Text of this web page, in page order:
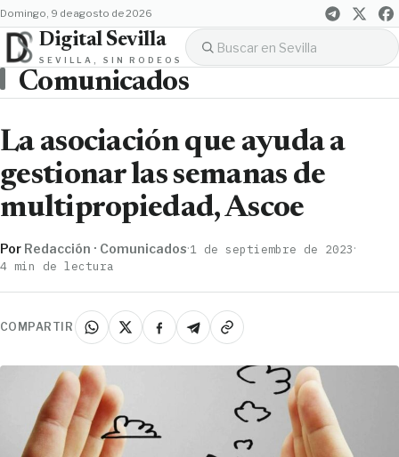
domingo, 9 de agosto de 2026
Digital Sevilla
SEVILLA, SIN RODEOS
Comunicados
La asociación que ayuda a
gestionar las semanas de
multipropiedad, Ascoe
Por Redacción · Comunicados·1 de septiembre de 2023·
4 min de lectura
COMPARTIR